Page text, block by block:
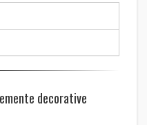
decorative